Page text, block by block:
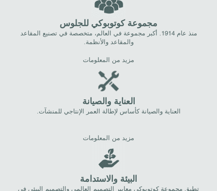
مجموعة كوتوبوكي للجلوس
منذ عام 1914. أكبر مجموعة في العالم، متخصصة في تصنيع المقاعد
والمقاعد والأنظمة.
مزيد من المعلومات
العناية والصيانة
العناية والصيانة كأساس لإطالة العمر الإنتاجي للمنشآت.
مزيد من المعلومات
البيئة والاستدامة
تطبق مجموعة كوتوبوكي معايير التصميم العالمي والتصميم البيئي في